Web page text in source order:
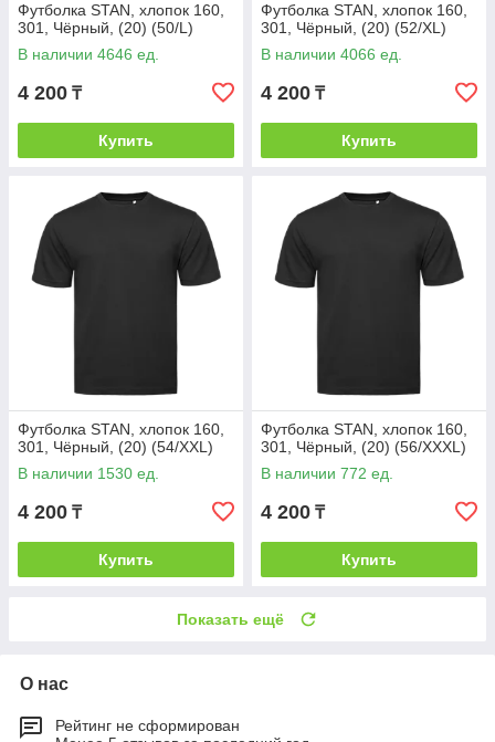
Футболка STAN, хлопок 160,
301, Чёрный, (20) (50/L)
В наличии 4646 ед.
4 200 ₸
Купить
Футболка STAN, хлопок 160,
301, Чёрный, (20) (52/XL)
В наличии 4066 ед.
4 200 ₸
Купить
Футболка STAN, хлопок 160,
301, Чёрный, (20) (54/XXL)
В наличии 1530 ед.
4 200 ₸
Купить
Футболка STAN, хлопок 160,
301, Чёрный, (20) (56/XXXL)
В наличии 772 ед.
4 200 ₸
Купить
Показать ещё
О нас
Рейтинг не сформирован